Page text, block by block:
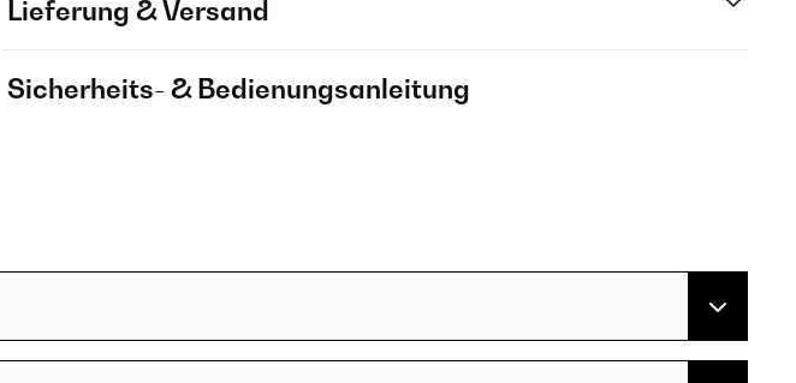
Lieferung & Versand
Sicherheits- & Bedienungsanleitung